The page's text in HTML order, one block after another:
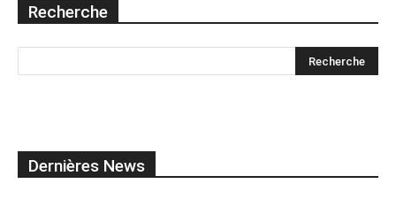
Recherche
Dernières News